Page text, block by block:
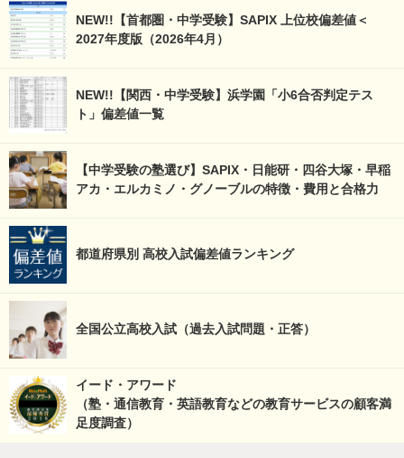
NEW!!【首都圏・中学受験】SAPIX 上位校偏差値＜
2027年度版（2026年4月）
NEW!!【関西・中学受験】浜学園「小6合否判定テス
ト」偏差値一覧
【中学受験の塾選び】SAPIX・日能研・四谷大塚・早稲
アカ・エルカミノ・グノーブルの特徴・費用と合格力
都道府県別 高校入試偏差値ランキング
全国公立高校入試（過去入試問題・正答）
イード・アワード
（塾・通信教育・英語教育などの教育サービスの顧客満
足度調査）